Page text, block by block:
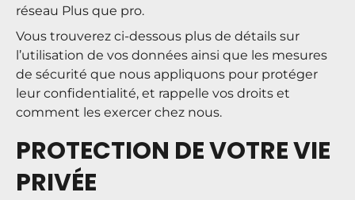
réseau Plus que pro.
Vous trouverez ci-dessous plus de détails sur
l’utilisation de vos données ainsi que les mesures
de sécurité que nous appliquons pour protéger
leur confidentialité, et rappelle vos droits et
comment les exercer chez nous.
PROTECTION DE VOTRE VIE
PRIVÉE